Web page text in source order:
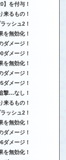
】を付与！
来るもの！
ッシュ2！
を無効化！
ダメージ！
メージ！
を無効化！
ダメージ！
メージ！
撃…なし！
来るもの！
ッシュ2！
を無効化！
ダメージ！
メージ！
を無効化！